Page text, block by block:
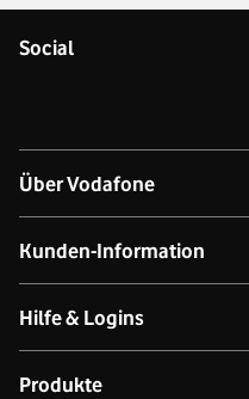
Social
Über Vodafone
Über das Unternehmen
Netzabdeckung Mobilfunk
Kunden-Information
Kontakt für Geschäftskund:innen
Hilfe & Logins
Produkt- & technischer Support
Produkte